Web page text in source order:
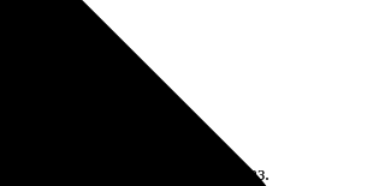
альбома в самый раз.